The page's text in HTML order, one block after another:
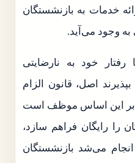
خدمات به بازنشستگان
وجود می‌آید.
رفتار خود به نارضایتی
اصل، قانون الزام
بر این اساس موظف است
را رایگان فراهم سازد،
می‌شد بازنشستگان